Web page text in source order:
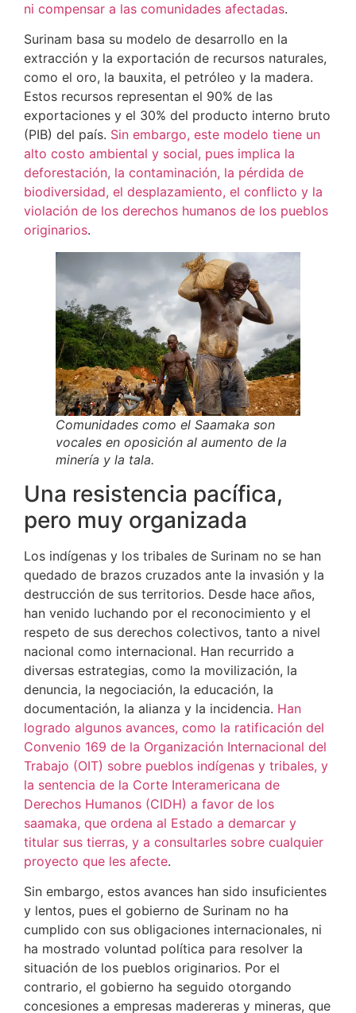
ni compensar a las comunidades afectadas.
Surinam basa su modelo de desarrollo en la
extracción y la exportación de recursos naturales,
como el oro, la bauxita, el petróleo y la madera.
Estos recursos representan el 90% de las
exportaciones y el 30% del producto interno bruto
(PIB) del país. Sin embargo, este modelo tiene un
alto costo ambiental y social, pues implica la
deforestación, la contaminación, la pérdida de
biodiversidad, el desplazamiento, el conflicto y la
violación de los derechos humanos de los pueblos
originarios.
Comunidades como el Saamaka son
vocales en oposición al aumento de la
minería y la tala.
Una resistencia pacífica,
pero muy organizada
Los indígenas y los tribales de Surinam no se han
quedado de brazos cruzados ante la invasión y la
destrucción de sus territorios. Desde hace años,
han venido luchando por el reconocimiento y el
respeto de sus derechos colectivos, tanto a nivel
nacional como internacional. Han recurrido a
diversas estrategias, como la movilización, la
denuncia, la negociación, la educación, la
documentación, la alianza y la incidencia. Han
logrado algunos avances, como la ratificación del
Convenio 169 de la Organización Internacional del
Trabajo (OIT) sobre pueblos indígenas y tribales, y
la sentencia de la Corte Interamericana de
Derechos Humanos (CIDH) a favor de los
saamaka, que ordena al Estado a demarcar y
titular sus tierras, y a consultarles sobre cualquier
proyecto que les afecte.
Sin embargo, estos avances han sido insuficientes
y lentos, pues el gobierno de Surinam no ha
cumplido con sus obligaciones internacionales, ni
ha mostrado voluntad política para resolver la
situación de los pueblos originarios. Por el
contrario, el gobierno ha seguido otorgando
concesiones a empresas madereras y mineras, que